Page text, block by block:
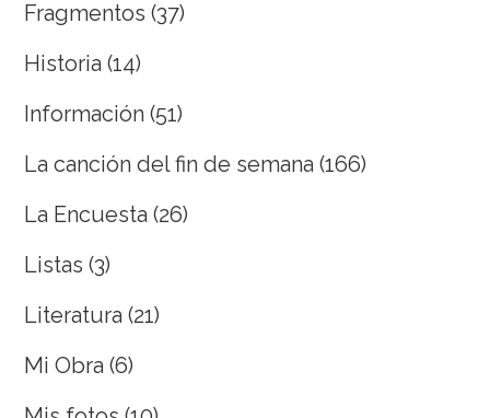
Fragmentos (37)
Historia (14)
Información (51)
La canción del fin de semana (166)
La Encuesta (26)
Listas (3)
Literatura (21)
Mi Obra (6)